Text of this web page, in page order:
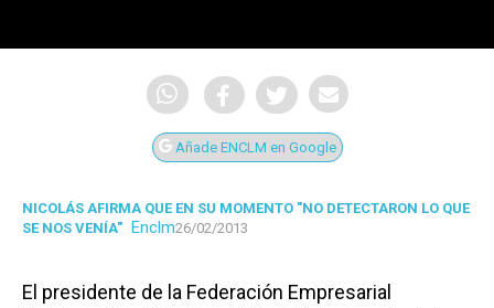
Añade ENCLM en Google
NICOLÁS AFIRMA QUE EN SU MOMENTO "NO DETECTARON LO QUE
SE NOS VENÍA" Enclm26/02/2013
El presidente de la Federación Empresarial